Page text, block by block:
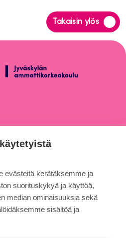
Takaisin ylös
Siirry
takaisin
evästeitä kerätäksemme ja
suorituskykyä ja käyttöä,
median ominaisuuksia sekä
sisältöä ja